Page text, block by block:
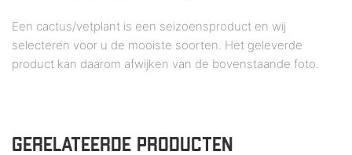
Een cactus/vetplant is een seizoensproduct en wij
selecteren voor u de mooiste soorten. Het geleverde
product kan daarom afwijken van de bovenstaande foto.
GERELATEERDE PRODUCTEN